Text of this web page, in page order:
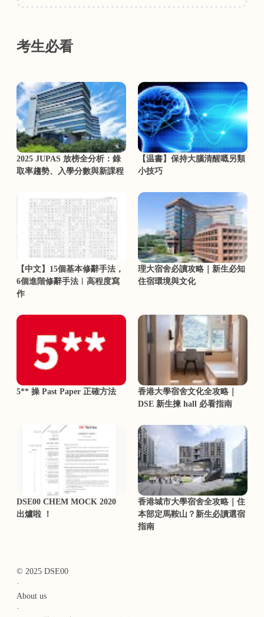
考生必看
2025 JUPAS 放榜全分析：錄
取率趨勢、入學分數與新課程
【温書】保持大腦清醒嘅另類
小技巧
【中文】15個基本修辭手法，
6個進階修辭手法︳高程度寫
作
理大宿舍必讀攻略｜新生必知
住宿環境與文化
5** 操 Past Paper 正確方法
香港大學宿舍文化全攻略｜
DSE 新生揀 hall 必看指南
DSE00 CHEM MOCK 2020
出爐啦 ！
香港城市大學宿舍全攻略｜住
本部定馬鞍山？新生必讀選宿
指南
© 2025 DSE00
·
About us
·